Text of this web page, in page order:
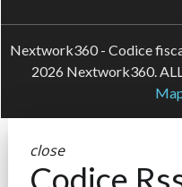
Nextwork360 - Codice
2026 Nextwork360. ALL
close
Codice